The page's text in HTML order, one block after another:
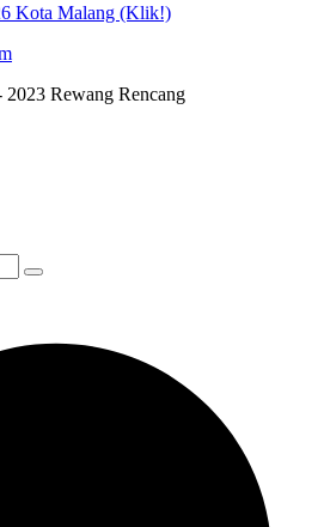
Kota Malang (Klik!)
Rewang Rencang